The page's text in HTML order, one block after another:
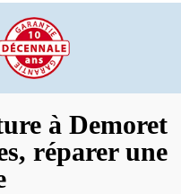
à Demoret
réparer une